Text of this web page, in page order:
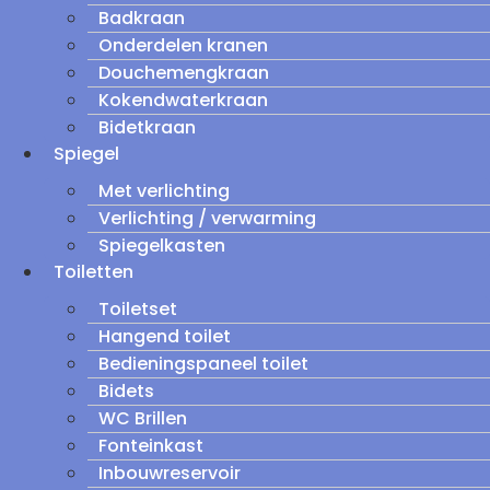
Badkraan
Onderdelen kranen
Douchemengkraan
Kokendwaterkraan
Bidetkraan
Spiegel
Met verlichting
Verlichting / verwarming
Spiegelkasten
Toiletten
Toiletset
Hangend toilet
Bedieningspaneel toilet
Bidets
WC Brillen
Fonteinkast
Inbouwreservoir